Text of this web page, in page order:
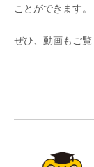
ことができます。
ぜひ、動画もご